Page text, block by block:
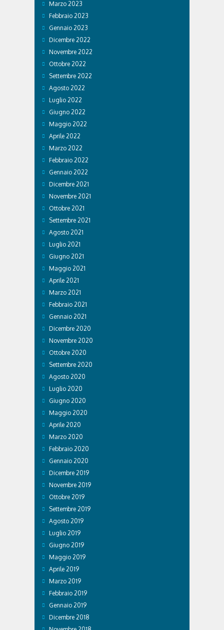
Marzo 2023
Febbraio 2023
Gennaio 2023
Dicembre 2022
Novembre 2022
Ottobre 2022
Settembre 2022
Agosto 2022
Luglio 2022
Giugno 2022
Maggio 2022
Aprile 2022
Marzo 2022
Febbraio 2022
Gennaio 2022
Dicembre 2021
Novembre 2021
Ottobre 2021
Settembre 2021
Agosto 2021
Luglio 2021
Giugno 2021
Maggio 2021
Aprile 2021
Marzo 2021
Febbraio 2021
Gennaio 2021
Dicembre 2020
Novembre 2020
Ottobre 2020
Settembre 2020
Agosto 2020
Luglio 2020
Giugno 2020
Maggio 2020
Aprile 2020
Marzo 2020
Febbraio 2020
Gennaio 2020
Dicembre 2019
Novembre 2019
Ottobre 2019
Settembre 2019
Agosto 2019
Luglio 2019
Giugno 2019
Maggio 2019
Aprile 2019
Marzo 2019
Febbraio 2019
Gennaio 2019
Dicembre 2018